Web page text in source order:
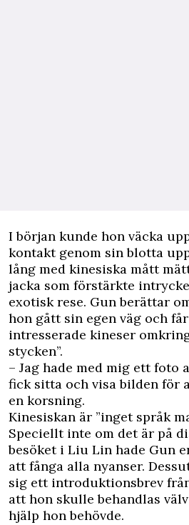
I början kunde hon väcka
kontakt genom sin blotta
lång med kinesiska mått
jacka som förstärkte
exotisk rese. Gun berättar
hon gått sin egen väg och
intresserade kineser
stycken”.
– Jag hade med mig ett foto
fick sitta och visa bilden för
en korsning.
Kinesiskan är ”inget språk
Speciellt inte om det är på
besöket i Liu Lin hade Gun
att fånga alla nyanser.
sig ett introduktionsbrev
att hon skulle behandlas
hjälp hon behövde.